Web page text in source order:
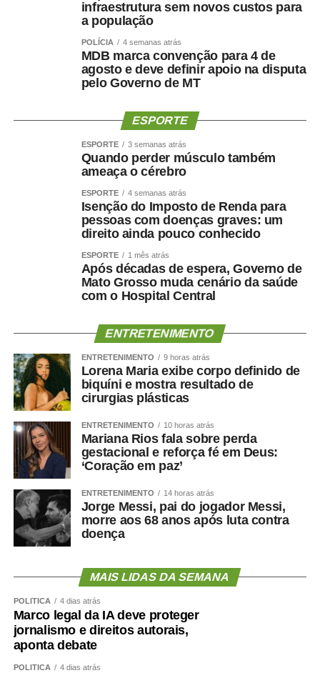
infraestrutura sem novos custos para
a população
POLÍCIA 4 semanas atrás
MDB marca convenção para 4 de
agosto e deve definir apoio na disputa
pelo Governo de MT
ESPORTE
ESPORTE 3 semanas atrás
Quando perder músculo também
ameaça o cérebro
ESPORTE 4 semanas atrás
Isenção do Imposto de Renda para
pessoas com doenças graves: um
direito ainda pouco conhecido
ESPORTE 1 mês atrás
Após décadas de espera, Governo de
Mato Grosso muda cenário da saúde
com o Hospital Central
ENTRETENIMENTO
ENTRETENIMENTO 9 horas atrás
Lorena Maria exibe corpo definido de
biquíni e mostra resultado de
cirurgias plásticas
ENTRETENIMENTO 10 horas atrás
Mariana Rios fala sobre perda
gestacional e reforça fé em Deus:
‘Coração em paz’
ENTRETENIMENTO 14 horas atrás
Jorge Messi, pai do jogador Messi,
morre aos 68 anos após luta contra
doença
MAIS LIDAS DA SEMANA
POLÍTICA 4 dias atrás
Marco legal da IA deve proteger
jornalismo e direitos autorais,
aponta debate
POLÍTICA 4 dias atrás